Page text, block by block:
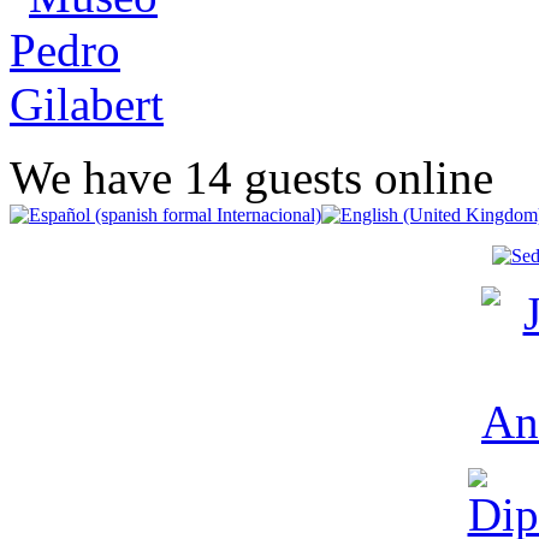
We have 14 guests online